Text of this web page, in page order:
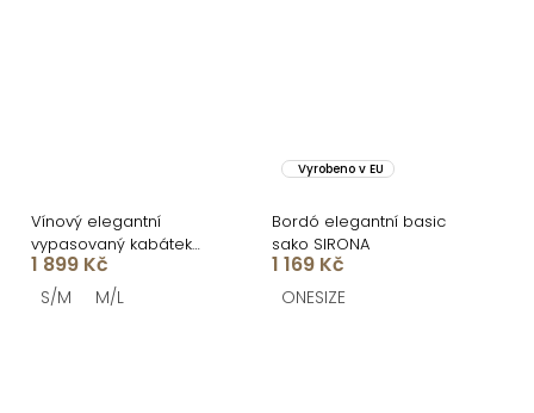
Vínový elegantní
vypasovaný kabátek
RALORIEN
1 899 Kč
S/M M/L
Vyrobeno v EU
Bordó elegantní basic
sako SIRONA
1 169 Kč
ONESIZE